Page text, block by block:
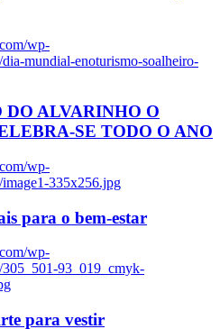
wp-
mundial-enoturismo-soalheiro-
ALVARINHO O
SE TODO O ANO
wp-
335x256.jpg
para o bem-estar
wp-
93_019_cmyk-
para vestir